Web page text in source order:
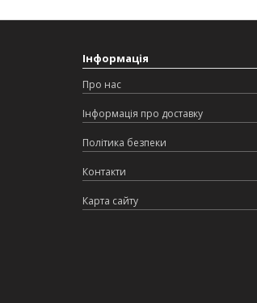
Інформація
Про нас
Інформація про доставку
Політика безпеки
Контакти
Карта сайту